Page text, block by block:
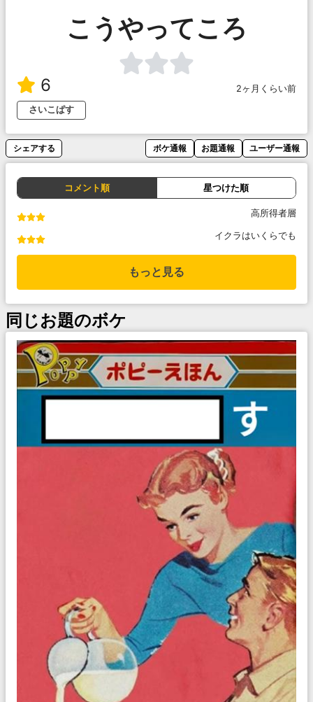
こうやってころ
6
2ヶ月くらい前
さいこぱす
シェアする ボケ通報 お題通報 ユーザー通報
コメント順 星つけた順
高所得者層
イクラはいくらでも
もっと見る
同じお題のボケ